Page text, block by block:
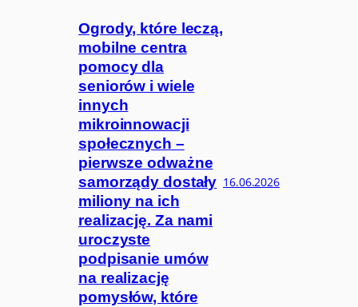
Ogrody, które leczą,
mobilne centra
pomocy dla
seniorów i wiele
innych
mikroinnowacji
społecznych –
pierwsze odważne
samorządy dostały
miliony na ich
realizację. Za nami
uroczyste
podpisanie umów
na realizację
pomysłów, które
16.06.2026